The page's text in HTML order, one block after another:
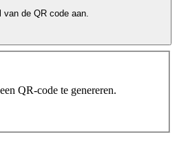
van de QR code aan.
QR-code te genereren.